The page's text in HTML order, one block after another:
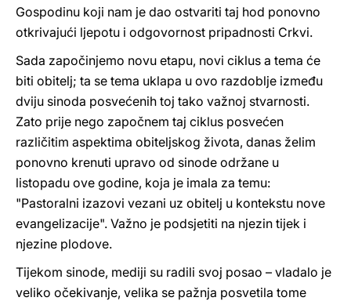
Gospodinu koji nam je dao ostvariti taj hod ponovno
otkrivajući ljepotu i odgovornost pripadnosti Crkvi.
Sada započinjemo novu etapu, novi ciklus a tema će
biti obitelj; ta se tema uklapa u ovo razdoblje između
dviju sinoda posvećenih toj tako važnoj stvarnosti.
Zato prije nego započnem taj ciklus posvećen
različitim aspektima obiteljskog života, danas želim
ponovno krenuti upravo od sinode održane u
listopadu ove godine, koja je imala za temu:
"Pastoralni izazovi vezani uz obitelj u kontekstu nove
evangelizacije". Važno je podsjetiti na njezin tijek i
njezine plodove.
Tijekom sinode, mediji su radili svoj posao – vladalo je
veliko očekivanje, velika se pažnja posvetila tome